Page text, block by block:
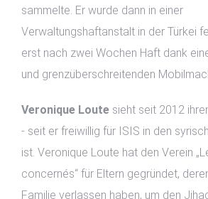
sammelte. Er wurde dann in einer
Verwaltungshaftanstalt in der Türkei
erst nach zwei Wochen Haft dank
und grenzüberschreitenden
Veronique Loute sieht seit 2012
- seit er freiwillig für ISIS in den
ist. Veronique Loute hat den Verein
concernés“ für Eltern gegründet,
Familie verlassen haben, um den